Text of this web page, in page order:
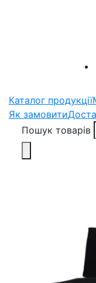
Каталог продукції
Як замовити
Пошук товарів